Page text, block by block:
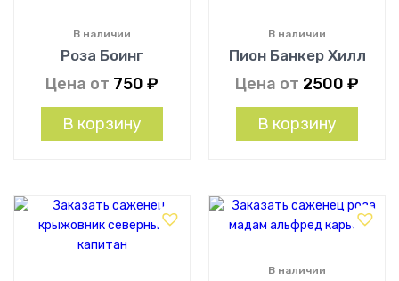
Роза Боинг
В наличии
Цена от 750 ₽
В корзину
Пион Банкер Хилл
В наличии
Цена от 2500 ₽
В корзину
В наличии